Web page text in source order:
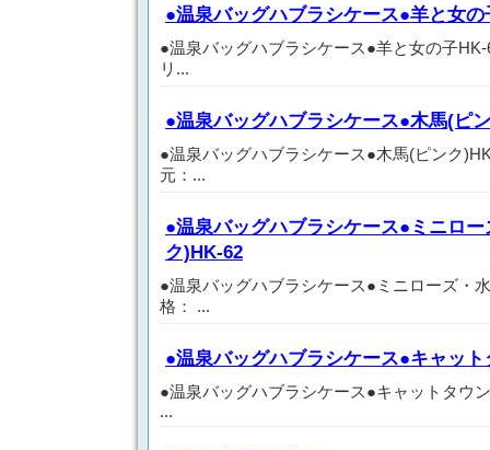
●温泉バッグハブラシケース●羊と女の
●温泉バッグハブラシケース●羊と女の子
リ...
●温泉バッグハブラシケース●木馬(ピ
●温泉バッグハブラシケース●木馬(ピンク
元：...
●温泉バッグハブラシケース●ミニロ
ク)HK-62
●温泉バッグハブラシケース●ミニローズ・
格： ...
●温泉バッグハブラシケース●キャッ
●温泉バッグハブラシケース●キャットタウ
...